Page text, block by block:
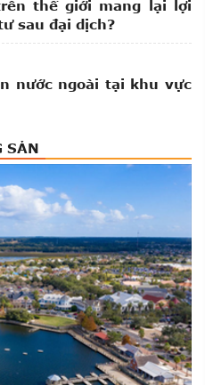
thế giới mang lại lợi
sau đại dịch?
nước ngoài tại khu vực
SẢN